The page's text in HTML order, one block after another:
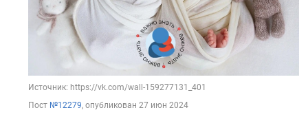
Источник: https://vk.com/wall-159277131_401
Пост №12279, опубликован 27 июн 2024